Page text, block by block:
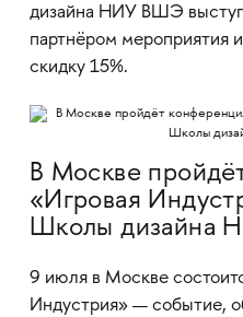
дизайна НИУ ВШЭ
партнёром мероприятия
скидку 15%.
В Москве
«Игровая
Школы дизайна
9 июля в Москве
Индустрия» — событие,